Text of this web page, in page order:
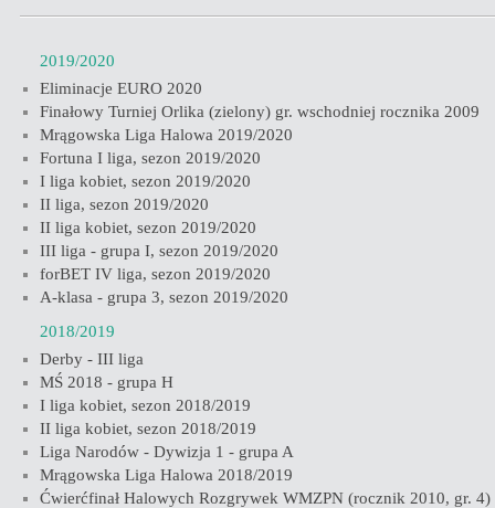
2019/2020
Eliminacje EURO 2020
Finałowy Turniej Orlika (zielony) gr. wschodniej rocznika 2009
Mrągowska Liga Halowa 2019/2020
Fortuna I liga, sezon 2019/2020
I liga kobiet, sezon 2019/2020
II liga, sezon 2019/2020
II liga kobiet, sezon 2019/2020
III liga - grupa I, sezon 2019/2020
forBET IV liga, sezon 2019/2020
A-klasa - grupa 3, sezon 2019/2020
2018/2019
Derby - III liga
MŚ 2018 - grupa H
I liga kobiet, sezon 2018/2019
II liga kobiet, sezon 2018/2019
Liga Narodów - Dywizja 1 - grupa A
Mrągowska Liga Halowa 2018/2019
Ćwierćfinał Halowych Rozgrywek WMZPN (rocznik 2010, gr. 4)